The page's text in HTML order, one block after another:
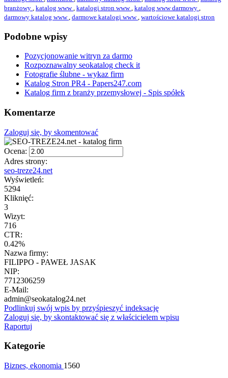
branżowy katalog www katalogi stron www katalog www darmowy
darmowy katalog www darmowe katalogi www wartościowe katalogi stron
Podobne wpisy
Pozycjonowanie witryn za darmo
Rozpoznawalny seokatalog check it
Fotografie ślubne - wykaz firm
Katalog Stron PR4 - Papers247.com
Katalog firm z branży przemysłowej - Spis spółek
Komentarze
Zaloguj się, by skomentować
Ocena:
Adres strony:
seo-treze24.net
Wyświetleń:
5294
Kliknięć:
3
Wizyt:
716
CTR:
0.42%
Nazwa firmy:
FILIPPO - PAWEŁ JASAK
NIP:
7712306259
E-Mail:
admin@seokatalog24.net
Podlinkuj swój wpis by przyśpieszyć indeksację
Zaloguj się, by skontaktować się z właścicielem wpisu
Raportuj
Kategorie
Biznes, ekonomia 1560